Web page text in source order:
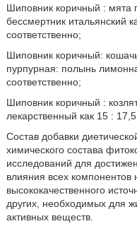
Шиповник коричный : мята
бессмертник итальянский
соответственно;
Шиповник коричный:
пурпурная: полынь
соответственно;
Шиповник коричный :
лекарственный как 15 :
Состав добавки
химического состава
исследований для
влияния всех компонентов
высококачественного
других, необходимых для
активных веществ.